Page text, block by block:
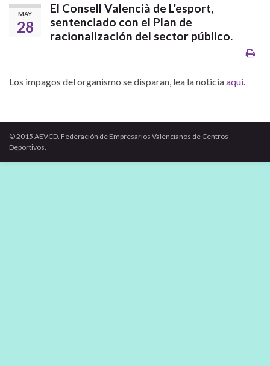
MAY
28
El Consell Valencià de L’esport,
sentenciado con el Plan de
racionalización del sector público.
Los impagos del organismo se disparan, lea la noticiaaquí.
© 2015 AEVCD. Federación de Empresarios Valencianos de Centros
Deportivos.